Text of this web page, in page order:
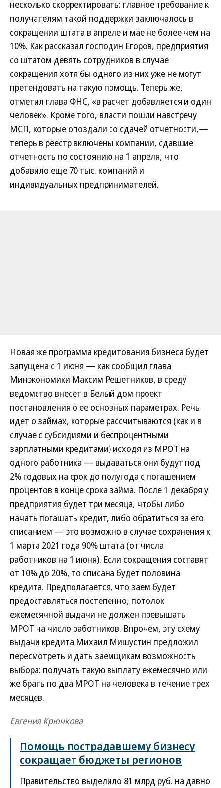
несколько скорректировать: главное требование к
получателям такой поддержки заключалось в
сокращении штата в апреле и мае не более чем на
10%. Как рассказал господин Егоров, предприятия
со штатом девять сотрудников в случае
сокращения хотя бы одного из них уже не могут
претендовать на такую помощь. Теперь же,
отметил глава ФНС, «в расчет добавляется и один
человек». Кроме того, власти пошли навстречу
МСП, которые опоздали со сдачей отчетности,—
теперь в реестр включены компании, сдавшие
отчетность по состоянию на 1 апреля, что
добавило еще 70 тыс. компаний и
индивидуальных предпринимателей.
Новая же программа кредитования бизнеса будет
запущена с 1 июня — как сообщил глава
Минэкономики Максим Решетников, в среду
ведомство внесет в Белый дом проект
постановления о ее основных параметрах. Речь
идет о займах, которые рассчитываются (как и в
случае с субсидиями и беспроцентными
зарплатными кредитами) исходя из МРОТ на
одного работника — выдаваться они будут под
2% годовых на срок до полугода с погашением
процентов в конце срока займа. После 1 декабря у
предприятия будет три месяца, чтобы либо
начать погашать кредит, либо обратиться за его
списанием — это возможно в случае сохранения к
1 марта 2021 года 90% штата (от числа
работников на 1 июня). Если сокращения составят
от 10% до 20%, то списана будет половина
кредита. Предполагается, что заем будет
предоставляться постепенно, потолок
ежемесячной выдачи не должен превышать
МРОТ на число работников. Впрочем, эту схему
выдачи кредита Михаил Мишустин предложил
пересмотреть и дать заемщикам возможность
выбора: получать такую выплату ежемесячно или
же брать по два МРОТ на человека в течение трех
месяцев.
Евгения Крючкова
Помощь пострадавшему бизнесу
сокращает бюджеты регионов
Правительство выделило 81 млрд руб. на давно